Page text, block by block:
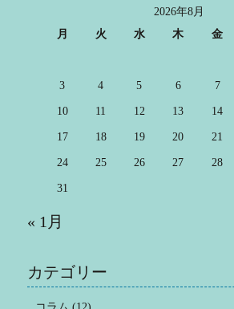
2026年8月
月
火 水 木 金
3 4 5 6 7
10 11 12 13 14
17 18 19 20 21
24 25 26 27 28
31
« 1月
カテゴリー